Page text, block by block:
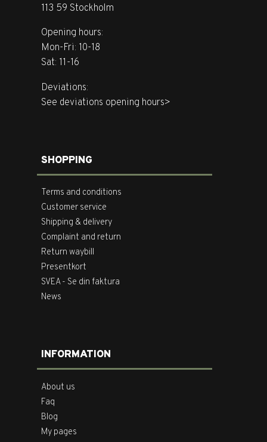
113 59 Stockholm
Opening hours:
Mon-Fri: 10-18
Sat: 11-16
Deviations:
See deviations opening hours>
SHOPPING
Terms and conditions
Customer service
Shipping & delivery
Complaint and return
Return waybill
Presentkort
SVEA - Se din faktura
News
INFORMATION
About us
Faq
Blog
My pages